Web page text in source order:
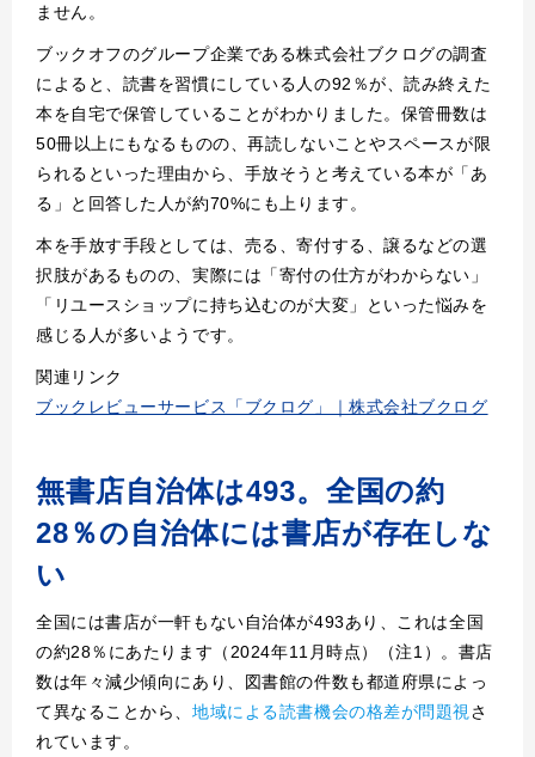
ません。
ブックオフのグループ企業である株式会社ブクログの調査
によると、読書を習慣にしている人の92％が、読み終えた
本を自宅で保管していることがわかりました。保管冊数は
50冊以上にもなるものの、再読しないことやスペースが限
られるといった理由から、手放そうと考えている本が「あ
る」と回答した人が約70%にも上ります。
本を手放す手段としては、売る、寄付する、譲るなどの選
択肢があるものの、実際には「寄付の仕方がわからない」
「リユースショップに持ち込むのが大変」といった悩みを
感じる人が多いようです。
関連リンク
ブックレビューサービス「ブクログ」｜株式会社ブクログ
無書店自治体は493。全国の約
28％の自治体には書店が存在しな
い
全国には書店が一軒もない自治体が493あり、これは全国
の約28％にあたります（2024年11月時点）（注1）。書店
数は年々減少傾向にあり、図書館の件数も都道府県によっ
て異なることから、地域による読書機会の格差が問題視 さ
れています。